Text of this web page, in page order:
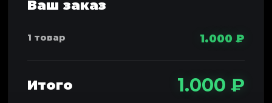
1.000 ₽
Итого 1.000 ₽